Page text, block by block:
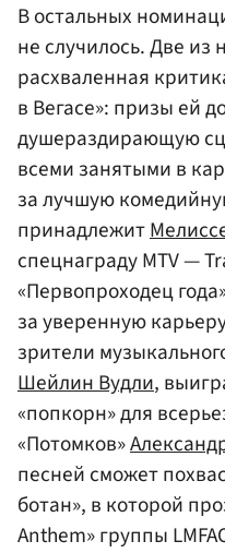
В остальных
не случилось. Две из
расхваленная
в Вегасе»: призы ей
душераздирающую
всеми занятыми в
за лучшую
принадлежит
спецнаграду MTV —
«Первопроходец
за уверенную
зрители
Шейлин Вудли,
«попкорн» для
«Потомков»
песней сможет
ботан», в которой
Anthem» группы